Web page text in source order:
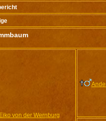
Eiko von der Wernburg